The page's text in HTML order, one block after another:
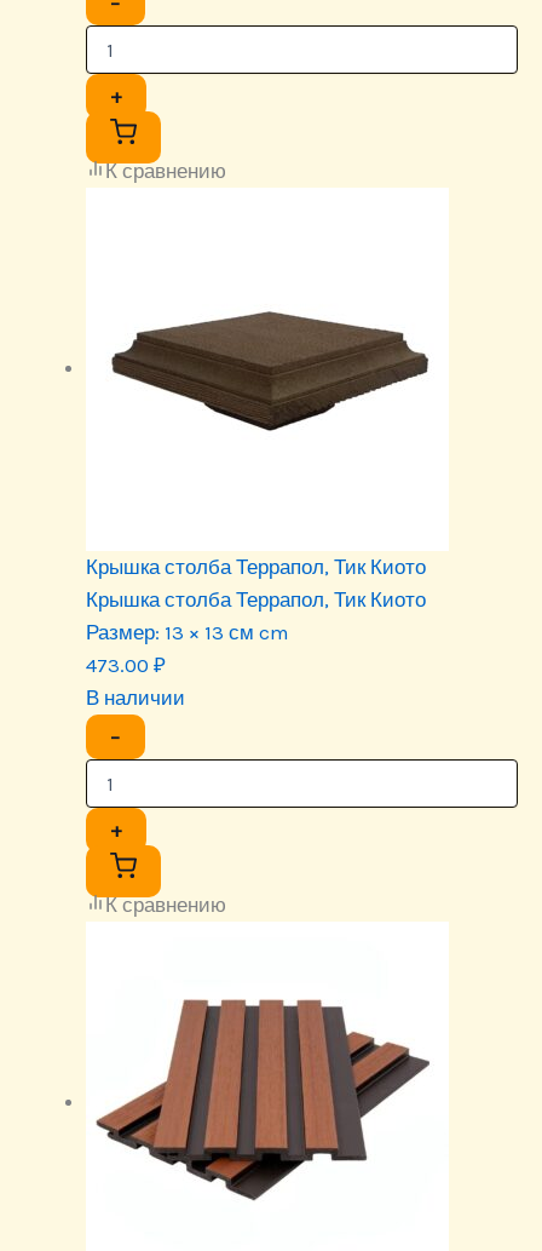
+
К сравнению
Крышка столба Террапол, Тик Киото
Крышка столба Террапол, Тик Киото
Размер: 13 × 13 см cm
473.00 ₽
В наличии
−
+
К сравнению